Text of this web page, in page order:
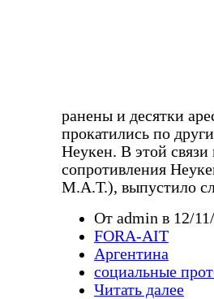
ранены и десятки
прокатились по
Неукен. В этой
сопротивления
М.А.Т.), выпустило
От admin в 12/
FORA-AIT
Аргентина
социальные
Читать далее